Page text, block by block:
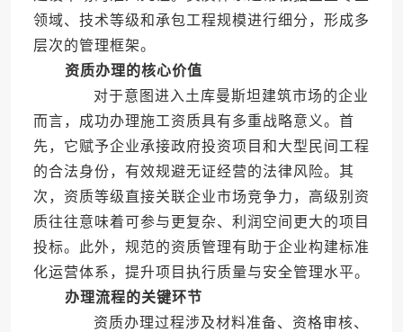
领域、技术等级和承包工程规模进行细分，形成多
层次的管理框架。
资质办理的核心价值
对于意图进入土库曼斯坦建筑市场的企业
而言，成功办理施工资质具有多重战略意义。首
先，它赋予企业承接政府投资项目和大型民间工程
的合法身份，有效规避无证经营的法律风险。其
次，资质等级直接关联企业市场竞争力，高级别资
质往往意味着可参与更复杂、利润空间更大的项目
投标。此外，规范的资质管理有助于企业构建标准
化运营体系，提升项目执行质量与安全管理水平。
办理流程的关键环节
资质办理过程涉及材料准备、资格审核、